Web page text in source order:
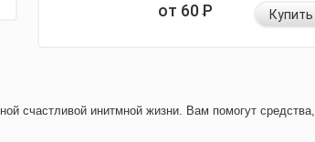
от 60Р Купить
счастливой инитмной жизни. Вам помогут средства,